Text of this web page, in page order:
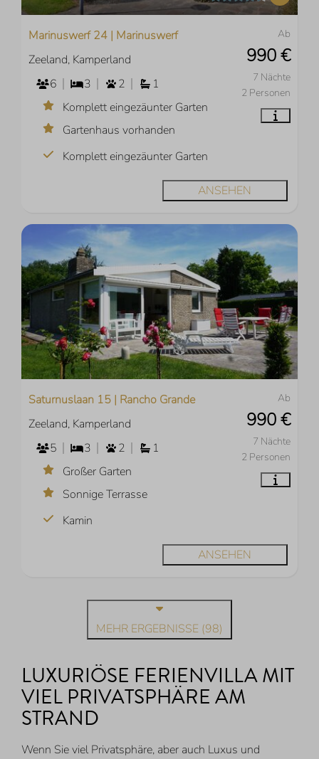
Ab
990 €
7 Nächte
2 Personen
Marinuswerf 24 | Marinuswerf
Zeeland, Kamperland
6
3 2
1
Komplett eingezäunter Garten
Gartenhaus vorhanden
Komplett eingezäunter Garten
ANSEHEN
Ab
990 €
7 Nächte
2 Personen
Saturnuslaan 15 | Rancho Grande
Zeeland, Kamperland
5
3 2
1
Großer Garten
Sonnige Terrasse
Kamin
ANSEHEN
MEHR ERGEBNISSE (98)
LUXURIÖSE FERIENVILLA MIT
VIEL PRIVATSPHÄRE AM
STRAND
Wenn Sie viel Privatsphäre, aber auch Luxus und